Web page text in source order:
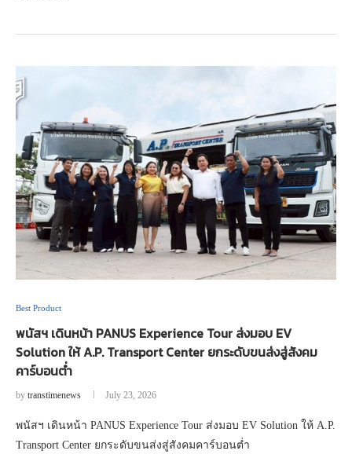
Best Product
พนัสฯ เดินหน้า PANUS Experience Tour ส่งมอบ EV
Solution ให้ A.P. Transport Center ยกระดับขนส่งสู่สังคม
คาร์บอนต่ำ
by transtimenews July 23, 2026
พนัสฯ เดินหน้า PANUS Experience Tour ส่งมอบ EV Solution ให้ A.P.
Transport Center ยกระดับขนส่งสู่สังคมคาร์บอนต่ำ